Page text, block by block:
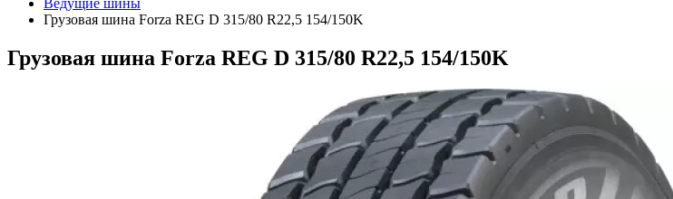
Ведущие шины
Грузовая шина Forza REG D 315/80 R22,5 154/150K
Грузовая шина Forza REG D 315/80 R22,5 154/150K